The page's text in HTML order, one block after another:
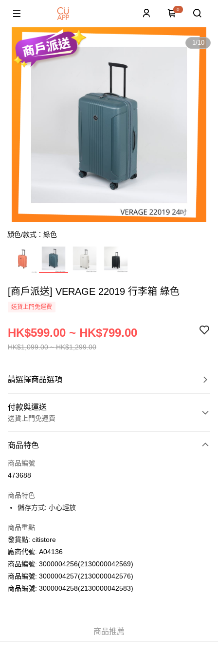
0
1/10
顔色/款式：綠色
[商戶派送] VERAGE 22019 行李箱 綠色
送貨上門免運費
HK$1,099.00 ~ HK$1,299.00
HK$599.00 ~ HK$799.00
請選擇商品選項
付款與運送
送貨上門免運費
信用卡
AlipayHK
WeChat Pay
送貨方式
供應商送貨上門 (此產品會以獨立訂單處理)
商品特色
商品編號
473688
商品特色
儲存方式: 小心輕放
商品重點
發貨點: citistore
廠商代號: A04136
商品編號: 3000004256(2130000042569)
商品編號: 3000004257(2130000042576)
商品編號: 3000004258(2130000042583)
商品推薦